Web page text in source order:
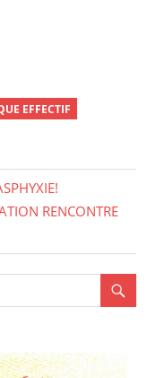
EFFECTIF
RENCONTRE